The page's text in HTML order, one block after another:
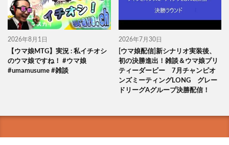
2026年8月1日
【ウマ娘MTG】実況 : 私イチオシ
のウマ娘ですね！ #ウマ娘
#umamusume #雑談
2026年7月30日
[ウマ娘配信]新シナリオ実装後、
初の決勝進出！雑談＆ウマ娘プリ
ティーダービー 7月チャンピオ
ンズミーティングLONG グレー
ドリーグAグループ決勝配信！